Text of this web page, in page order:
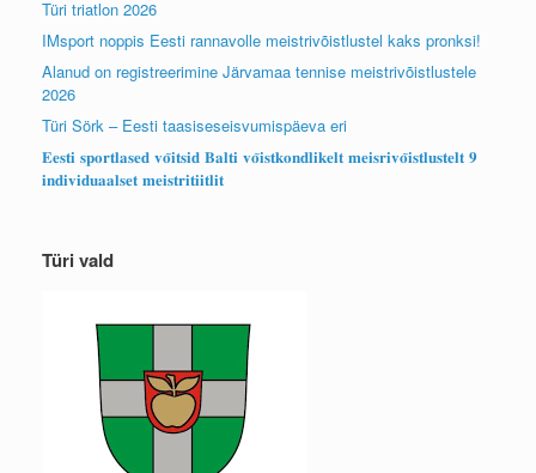
Türi triatlon 2026
IMsport noppis Eesti rannavolle meistrivõistlustel kaks pronksi!
Alanud on registreerimine Järvamaa tennise meistrivõistlustele
2026
Türi Sörk – Eesti taasiseseisvumispäeva eri
𝐄𝐞𝐬𝐭𝐢 𝐬𝐩𝐨𝐫𝐭𝐥𝐚𝐬𝐞𝐝 𝐯𝐨̃𝐢𝐭𝐬𝐢𝐝 𝐁𝐚𝐥𝐭𝐢 𝐯𝐨̃𝐢𝐬𝐭𝐤𝐨𝐧𝐝𝐥𝐢𝐤𝐞𝐥𝐭 𝐦𝐞𝐢𝐬𝐫𝐢𝐯𝐨̃𝐢𝐬𝐭𝐥𝐮𝐬𝐭𝐞𝐥𝐭 𝟗
𝐢𝐧𝐝𝐢𝐯𝐢𝐝𝐮𝐚𝐚𝐥𝐬𝐞𝐭 𝐦𝐞𝐢𝐬𝐭𝐫𝐢𝐭𝐢𝐢𝐭𝐥𝐢𝐭
Türi vald